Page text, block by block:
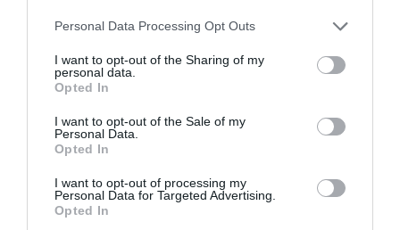
Please note that this website/app uses one or more Google
not limited to your visit or usage behaviour. You may click to
grant or deny consent to Google and its third-party tags to
use your data for below specified purposes in below Google
consent section.
Personal Data Processing Opt Outs
I want to opt-out of the Sharing of my
personal data.
Opted In
I want to opt-out of the Sale of my
Personal Data.
Opted In
I want to opt-out of processing my
Personal Data for Targeted Advertising.
Opted In
Το παρασκήνιο των αλλαγών σε τρία υπουργεία:
Χρυσοχοΐδης, Μιχαηλίδου, Γεωργιάδης
στο Google News
και μάθετε πρώτοι όλες τις
ειδήσεις